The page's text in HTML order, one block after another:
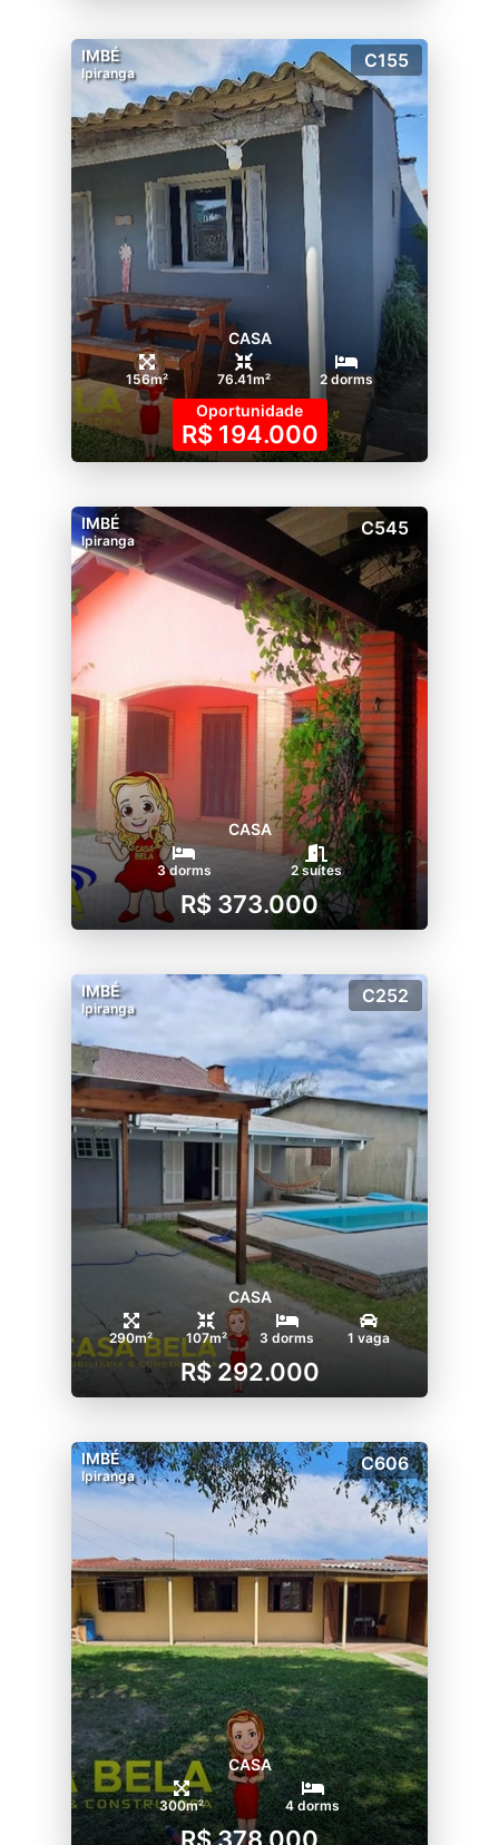
IMBÉ
Ipiranga
C155
CASA
156m² 76.41m² 2 dorms
Oportunidade
R$ 194.000
IMBÉ
Ipiranga
C545
CASA
3 dorms 2 suítes
R$ 373.000
IMBÉ
Ipiranga
C252
CASA
290m² 107m² 3 dorms 1 vaga
R$ 292.000
IMBÉ
Ipiranga
C606
CASA
300m² 4 dorms
R$ 378.000